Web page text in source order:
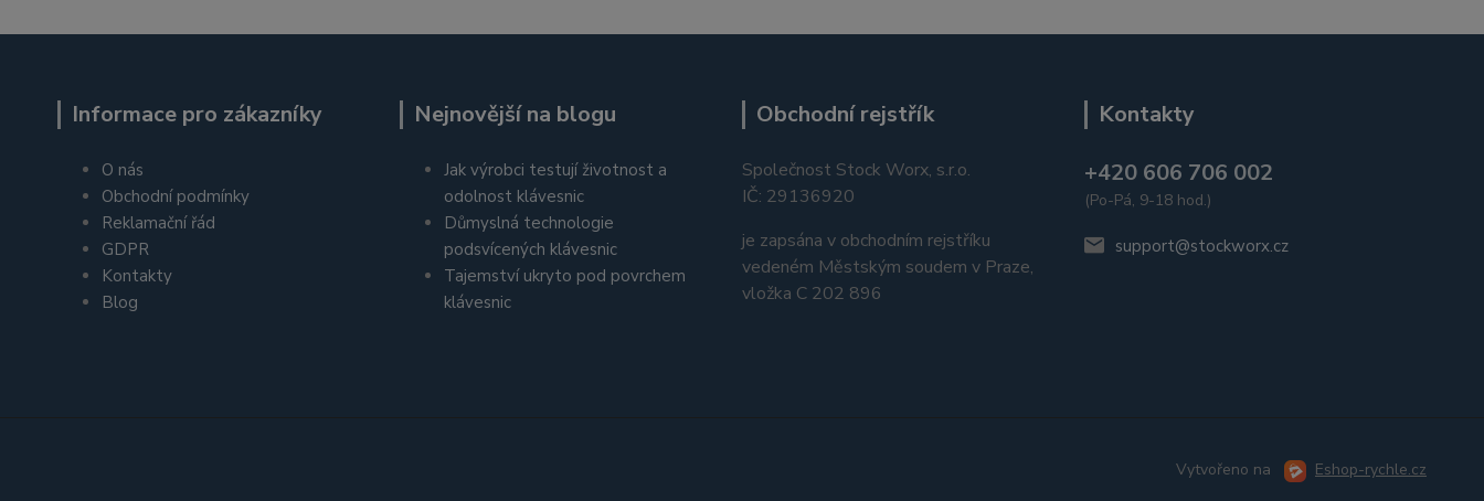
Informace pro zákazníky
O nás
Obchodní podmínky
Reklamační řád
GDPR
Kontakty
Blog
Nejnovější na blogu
Jak výrobci testují životnost a
odolnost klávesnic
Důmyslná technologie
podsvícených klávesnic
Tajemství ukryto pod povrchem
klávesnic
Obchodní rejstřík
Společnost Stock Worx, s.r.o.
IČ: 29136920
je zapsána v obchodním rejstříku
vedeném Městským soudem v Praze,
vložka C 202 896
Kontakty
+420 606 706 002
(Po-Pá, 9-18 hod.)
support@stockworx.cz
Vytvořeno na Eshop-rychle.cz